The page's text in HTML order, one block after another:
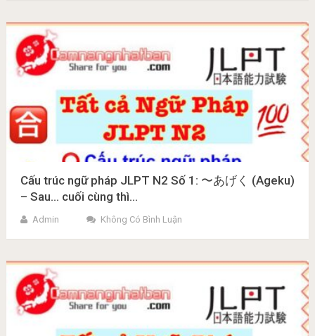
Cấu trúc ngữ pháp JLPT N2 Số 1: 〜あげく (Ageku)
– Sau… cuối cùng thì…
Admin Không Có Bình Luận